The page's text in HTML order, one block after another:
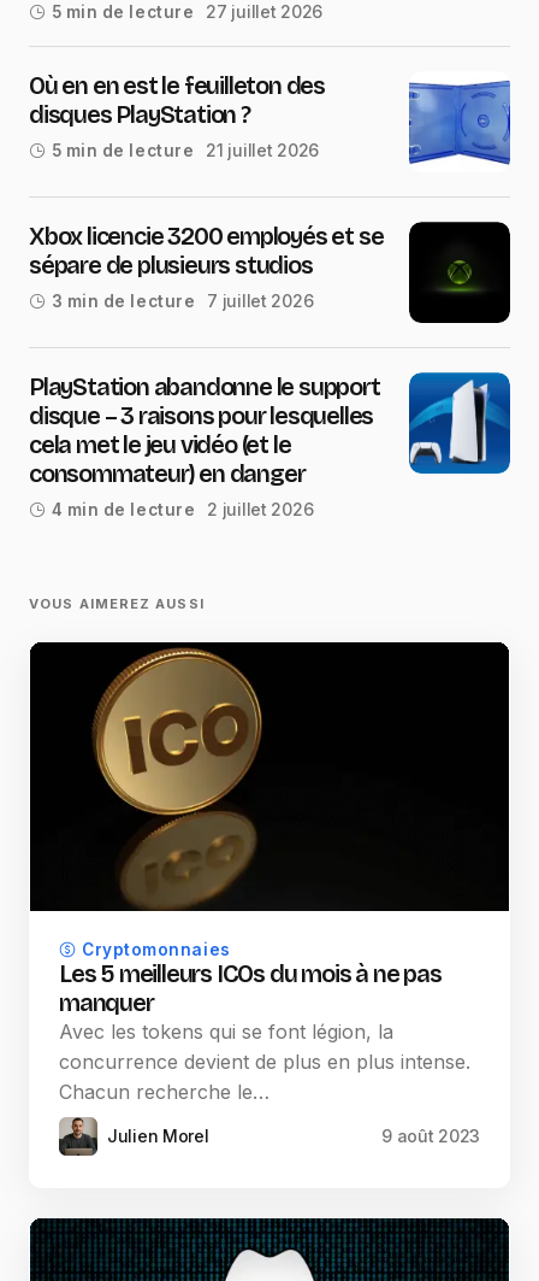
5 min de lecture 27 juillet 2026
Où en en est le feuilleton des
disques PlayStation ?
5 min de lecture 21 juillet 2026
Xbox licencie 3200 employés et se
sépare de plusieurs studios
3 min de lecture 7 juillet 2026
PlayStation abandonne le support
disque – 3 raisons pour lesquelles
cela met le jeu vidéo (et le
consommateur) en danger
4 min de lecture 2 juillet 2026
VOUS AIMEREZ AUSSI
Cryptomonnaies
Les 5 meilleurs ICOs du mois à ne pas
manquer
Avec les tokens qui se font légion, la
concurrence devient de plus en plus intense.
Chacun recherche le…
Julien Morel 9 août 2023